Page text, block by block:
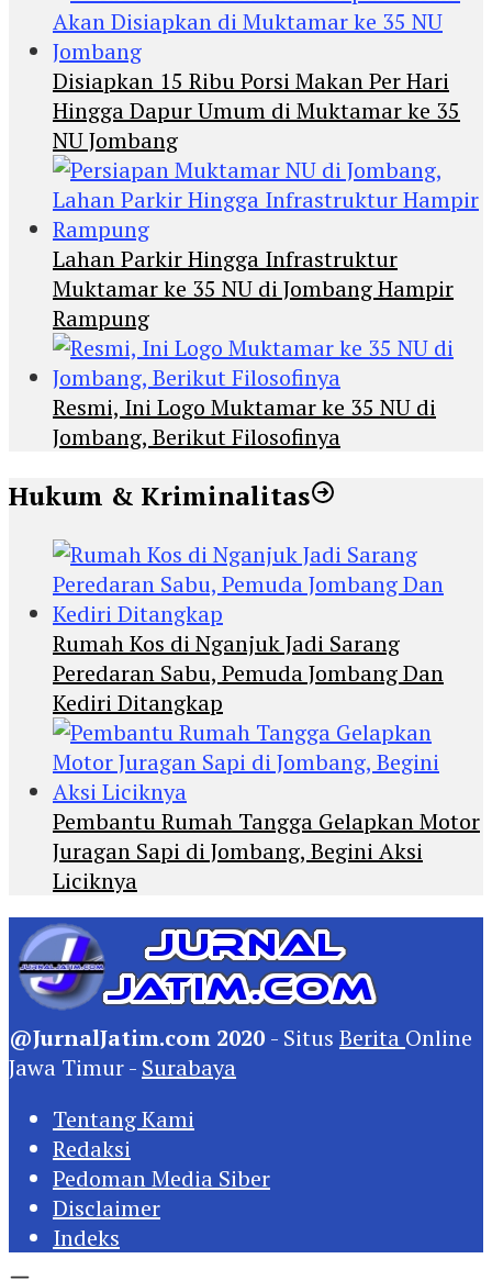
Disiapkan 15 Ribu Porsi Makan Per Hari
Hingga Dapur Umum di Muktamar ke 35
NU Jombang
Lahan Parkir Hingga Infrastruktur
Muktamar ke 35 NU di Jombang Hampir
Rampung
Resmi, Ini Logo Muktamar ke 35 NU di
Jombang, Berikut Filosofinya
Hukum & Kriminalitas
Rumah Kos di Nganjuk Jadi Sarang
Peredaran Sabu, Pemuda Jombang Dan
Kediri Ditangkap
Pembantu Rumah Tangga Gelapkan Motor
Juragan Sapi di Jombang, Begini Aksi
Liciknya
@JurnalJatim.com 2020 - Situs Berita Online
Jawa Timur - Surabaya
Tentang Kami
Redaksi
Pedoman Media Siber
Disclaimer
Indeks